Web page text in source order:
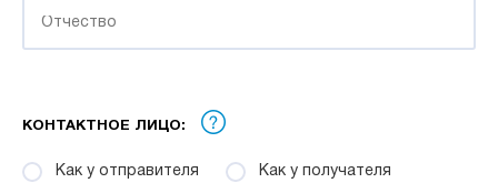
КОНТАКТНОЕ ЛИЦО:
Как у отправителя Как у получателя